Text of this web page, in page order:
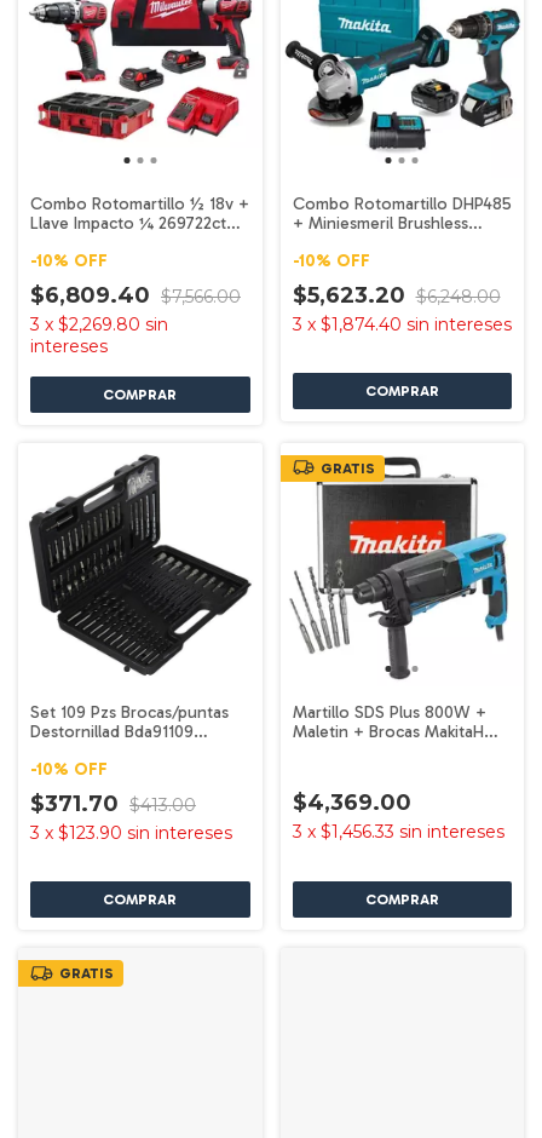
Combo Rotomartillo ½ 18v +
Llave Impacto ¼ 269722ct
-10% OFF
$6,809.40 $7,566.00
3 x $2,269.80 sin
intereses
Combo Rotomartillo DHP485
+ Miniesmeril Brushless
-10% OFF
$5,623.20 $6,248.00
3 x $1,874.40 sin intereses
Set 109 Pzs Brocas/puntas
Destornillad Bda91109
-10% OFF
$371.70 $413.00
3 x $123.90 sin intereses
GRATIS
Martillo SDS Plus 800W +
Maletin + Brocas MakitaH
$4,369.00
3 x $1,456.33 sin intereses
GRATIS